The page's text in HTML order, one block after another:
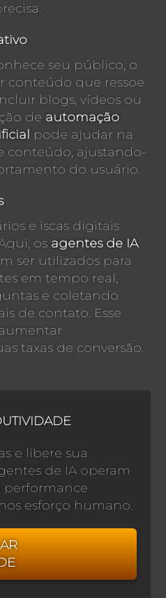
seu público, o
conteúdo que ressoe
blogs, vídeos ou
de automação
pode ajudar na
conteúdo, ajustando-
do usuário.
e iscas digitais
os agentes de IA
ser utilizados para
em tempo real,
e coletando
de contato. Esse
taxas de conversão.
e libere sua
de IA operam
performance
esforço humano.